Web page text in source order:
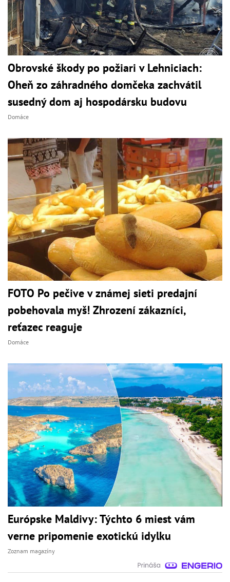
Obrovské škody po požiari v Lehniciach:
Oheň zo záhradného domčeka zachvátil
susedný dom aj hospodársku budovu
Domáce
FOTO Po pečive v známej sieti predajní
pobehovala myš! Zhrození zákazníci,
reťazec reaguje
Domáce
Európske Maldivy: Týchto 6 miest vám
verne pripomenie exotickú idylku
Zoznam magazíny